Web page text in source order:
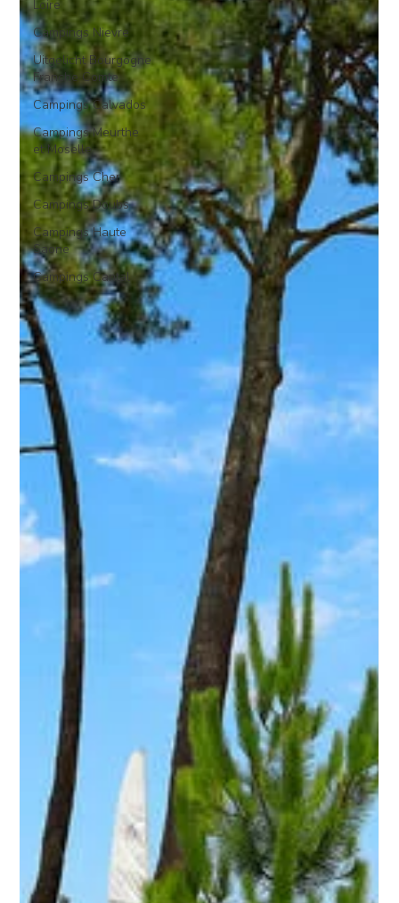
Loire
Campings Nievre
Uitgelicht Bourgogne
Franche Comte
Campings Calvados
Campings Meurthe
et Moselle
Campings Cher
Campings Doubs
Campings Haute
Saone
Campings Cantal